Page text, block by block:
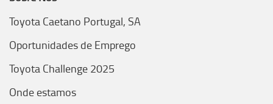
Toyota Caetano Portugal, SA
Oportunidades de Emprego
Toyota Challenge 2025
Onde estamos